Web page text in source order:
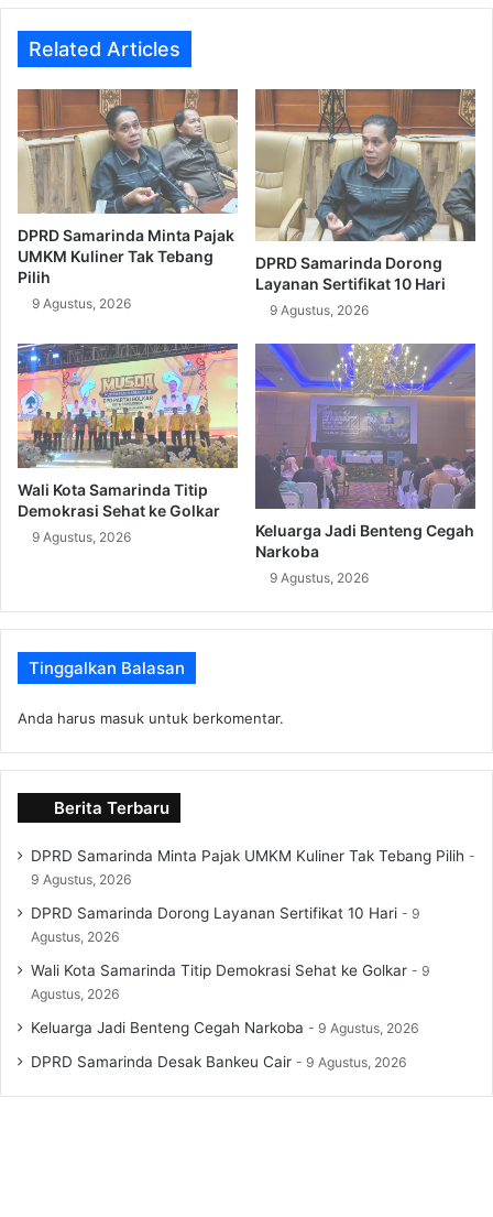
Related Articles
DPRD Samarinda Minta Pajak
UMKM Kuliner Tak Tebang
Pilih
9 Agustus, 2026
DPRD Samarinda Dorong
Layanan Sertifikat 10 Hari
9 Agustus, 2026
Wali Kota Samarinda Titip
Demokrasi Sehat ke Golkar
9 Agustus, 2026
Keluarga Jadi Benteng Cegah
Narkoba
9 Agustus, 2026
Tinggalkan Balasan
Anda harus masuk untuk berkomentar.
Berita Terbaru
DPRD Samarinda Minta Pajak UMKM Kuliner Tak Tebang Pilih
9 Agustus, 2026
DPRD Samarinda Dorong Layanan Sertifikat 10 Hari
9
Agustus, 2026
Wali Kota Samarinda Titip Demokrasi Sehat ke Golkar
9
Agustus, 2026
Keluarga Jadi Benteng Cegah Narkoba 9 Agustus, 2026
DPRD Samarinda Desak Bankeu Cair 9 Agustus, 2026